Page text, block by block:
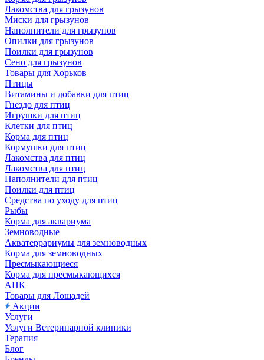
Лакомства для грызунов
Миски для грызунов
Наполнители для грызунов
Опилки для грызунов
Поилки для грызунов
Сено для грызунов
Товары для Хорьков
Птицы
Витамины и добавки для птиц
Гнездо для птиц
Игрушки для птиц
Клетки для птиц
Корма для птиц
Кормушки для птиц
Лакомства для птиц
Лакомства для птиц
Наполнители для птиц
Поилки для птиц
Средства по уходу для птиц
Рыбы
Корма для аквариума
Земноводные
Акватеррариумы для земноводных
Корма для земноводных
Пресмыкающиеся
Корма для пресмыкающихся
АПК
Товары для Лошадей
Акции
Услуги
Услуги Ветеринарной клиники
Терапия
Блог